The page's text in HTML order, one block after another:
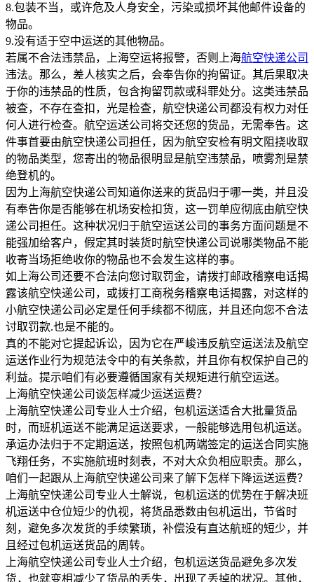
8.包装不当，或许危及人身安全，污染或损坏其他邮件设备的
物品。
9.没有适于空中运送的其他物品。
若属不合法违禁品，上海空运将报警，否则上海航空快递公司
违法。那么，差人核实之后，会奉告你的拘留证。其后果取决
于你的违禁品的性质，包含拘留罚款或科罪处分。这类违禁品
被查，不存在查扣，光是检查，航空快递公司都没有权力对任
何人进行检查。航空运送公司将交还您的货品，无需奉告。这
件事首要由航空快递公司担任，因为航空安检有明文阻挠收取
的物品类型，您寄出的物品很明显是航空违禁品，喷雾剂是禁
绝登机的。
因为上海航空快递公司知道你送来的货品归于哪一类，并且没
有奉告你是否能够在机场安检扣货，这一罚单应彻底由航空快
递公司担任。这种状况归于航空运送公司的事务方面问题是不
能强加给客户，假定其时装货时航空快递公司说哪类物品不能
收寄当场拒绝收你的物品也不会发生这样的事。
如上海公司还要不合法向您讨取罚金，请拨打邮政稽察电话揭
露该航空快递公司，或拨打工商税务稽察电话揭露，对这样的
小航空快递公司必定是任何手续都不彻底，并且还向您不合法
讨取罚款.也是不能的。
真的不能对它提起诉讼，因为它在严峻违反航空运送法及航空
运送作业行为规范法令中的有关条款，并且你有权保护自己的
利益。提示咱们有必要遵循国家有关规矩进行航空运送。
上海航空快递公司谈怎样减少运送运费？
上海航空快递公司专业人士介绍，包机运送适合大批量货品
时，而班机运送不能满足运送要求，一般能够选用包机运送。
承运办法归于不定期运送，按照包机两端签定的运送合同实施
飞翔任务，不实施航班时刻表，不对大众负相应职责。那么，
咱们一起跟从上海航空快递公司来了解下怎样下降运送运费？
上海航空快递公司专业人士解说，包机运送的优势在于解决班
机运送中仓位短少的仇视，将货品悉数由包机运出，节省时
刻，避免多次发货的手续繁琐，补偿没有直达航班的短少，并
且经过包机运送货品的周转。
上海航空快递公司专业人士介绍，包机运送货品避免多次发
货，也就变相减少了货品的丢失，出现了丢掉的状况。其他，